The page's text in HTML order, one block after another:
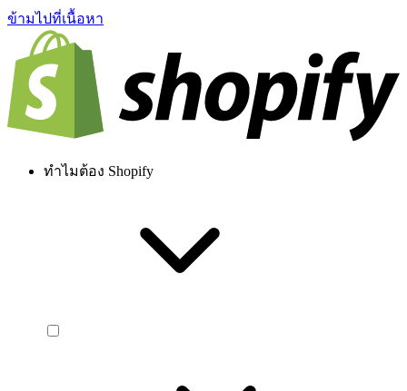
ข้ามไปที่เนื้อหา
ทำไมต้อง Shopify